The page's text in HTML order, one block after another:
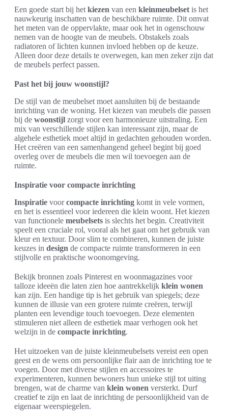
Een goede start bij het kiezen van een kleinmeubelset is het
nauwkeurig inschatten van de beschikbare ruimte. Dit omvat
het meten van de oppervlakte, maar ook het in ogenschouw
nemen van de hoogte van de meubels. Obstakels zoals
radiatoren of lichten kunnen invloed hebben op de keuze.
Alleen door deze details te overwegen, kan men zeker zijn dat
de meubels perfect passen.
Past het bij jouw woonstijl?
De stijl van de meubelset moet aansluiten bij de bestaande
inrichting van de woning. Het kiezen van meubels die passen
bij de woonstijl zorgt voor een harmonieuze uitstraling. Een
mix van verschillende stijlen kan interessant zijn, maar de
algehele esthetiek moet altijd in gedachten gehouden worden.
Het creëren van een samenhangend geheel begint bij goed
overleg over de meubels die men wil toevoegen aan de
ruimte.
Inspiratie voor compacte inrichting
Inspiratie voorcompacte inrichting komt in vele vormen,
en het is essentieel voor iedereen die klein woont. Het kiezen
van functionele meubelsets is slechts het begin. Creativiteit
speelt een cruciale rol, vooral als het gaat om het gebruik van
kleur en textuur. Door slim te combineren, kunnen de juiste
keuzes in design de compacte ruimte transformeren in een
stijlvolle en praktische woonomgeving.
Bekijk bronnen zoals Pinterest en woonmagazines voor
talloze ideeën die laten zien hoe aantrekkelijk klein wonen
kan zijn. Een handige tip is het gebruik van spiegels; deze
kunnen de illusie van een grotere ruimte creëren, terwijl
planten een levendige touch toevoegen. Deze elementen
stimuleren niet alleen de esthetiek maar verhogen ook het
welzijn in de compacte inrichting.
Het uitzoeken van de juiste kleinmeubelsets vereist een open
geest en de wens om persoonlijke flair aan de inrichting toe te
voegen. Door met diverse stijlen en accessoires te
experimenteren, kunnen bewoners hun unieke stijl tot uiting
brengen, wat de charme van klein wonen versterkt. Durf
creatief te zijn en laat de inrichting de persoonlijkheid van de
eigenaar weerspiegelen.